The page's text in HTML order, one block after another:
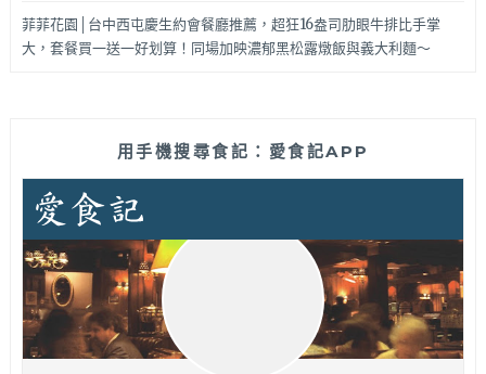
菲菲花園│台中西屯慶生約會餐廳推薦，超狂16盎司肋眼牛排比手掌
大，套餐買一送一好划算！同場加映濃郁黑松露燉飯與義大利麵～
用手機搜尋食記：愛食記APP